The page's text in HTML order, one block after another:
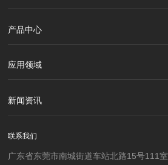
产品中心
应用领域
新闻资讯
联系我们
广东省东莞市南城街道车站北路15号111室